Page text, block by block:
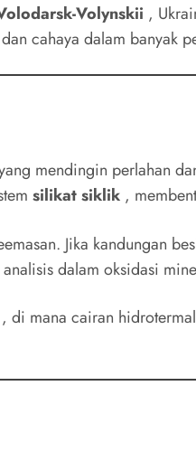
Volynskii ,
cahaya dalam banyak
mendingin perlahan
silikat siklik ,
Jika kandungan
dalam oksidasi
, di mana cairan